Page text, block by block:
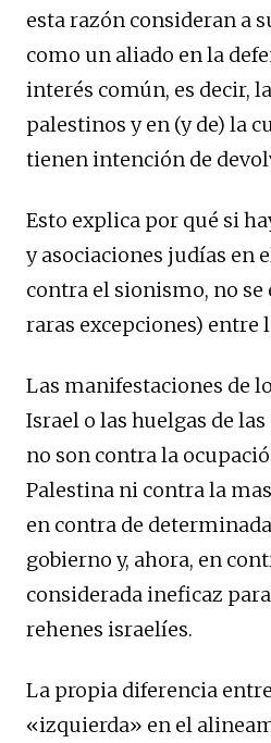
esta razón consideran a
como un aliado en la
interés común, es decir,
palestinos y en (y de) la
tienen intención de
Esto explica por qué si
y asociaciones judías en
contra el sionismo, no se
raras excepciones) entre
Las manifestaciones de
Israel o las huelgas de
no son contra la
Palestina ni contra la
en contra de
gobierno y, ahora, en
considerada ineficaz
rehenes israelíes.
La propia diferencia
«izquierda» en el